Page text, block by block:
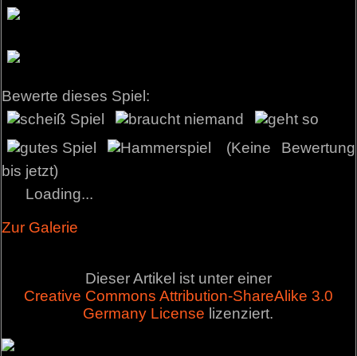
Bewerte dieses Spiel:
(Keine Bewertung
bis jetzt)
Loading...
Zur Galerie
Dieser Artikel ist unter einer
Creative Commons Attribution-ShareAlike 3.0
Germany License lizenziert.